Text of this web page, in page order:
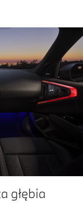
głębia